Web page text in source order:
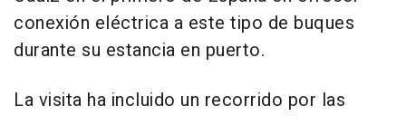
conexión eléctrica a este tipo de buques
durante su estancia en puerto.
La visita ha incluido un recorrido por las